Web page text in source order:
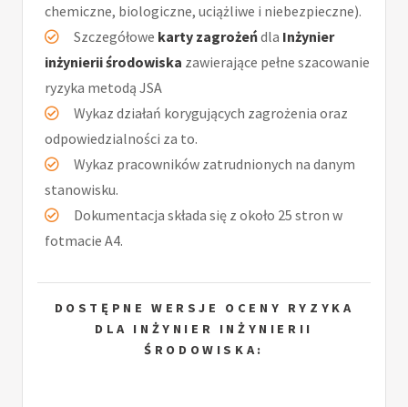
chemiczne, biologiczne, uciążliwe i niebezpieczne).
Szczegółowe karty zagrożeńdla Inżynier
inżynierii środowiska zawierające pełne szacowanie
ryzyka metodą JSA
Wykaz działań korygujących zagrożenia oraz
odpowiedzialności za to.
Wykaz pracowników zatrudnionych na danym
stanowisku.
Dokumentacja składa się z około 25 stron w
fotmacie A4.
DOSTĘPNE WERSJE OCENY RYZYKA
DLA INŻYNIER INŻYNIERII
ŚRODOWISKA: